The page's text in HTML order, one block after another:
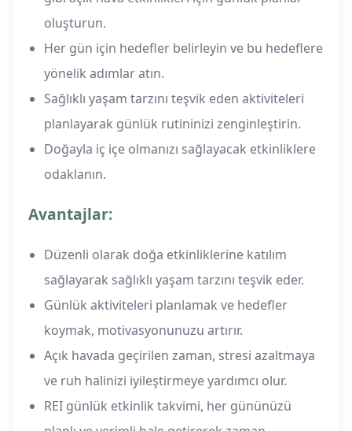
oluşturun.
Her gün için hedefler belirleyin ve bu hedeflere
yönelik adımlar atın.
Sağlıklı yaşam tarzını teşvik eden aktiviteleri
planlayarak günlük rutininizi zenginleştirin.
Doğayla iç içe olmanızı sağlayacak etkinliklere
odaklanın.
Avantajlar:
Düzenli olarak doğa etkinliklerine katılım
sağlayarak sağlıklı yaşam tarzını teşvik eder.
Günlük aktiviteleri planlamak ve hedefler
koymak, motivasyonunuzu artırır.
Açık havada geçirilen zaman, stresi azaltmaya
ve ruh halinizi iyileştirmeye yardımcı olur.
REI günlük etkinlik takvimi, her gününüzü